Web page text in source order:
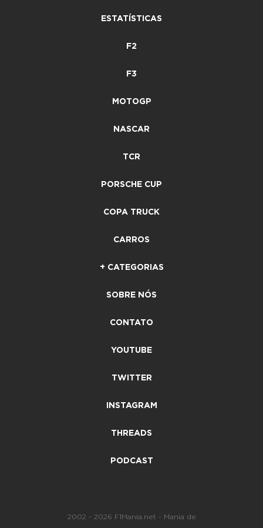
ESTATÍSTICAS
F2
F3
MOTOGP
NASCAR
TCR
PORSCHE CUP
COPA TRUCK
CARROS
+ CATEGORIAS
SOBRE NÓS
CONTATO
YOUTUBE
TWITTER
INSTAGRAM
THREADS
PODCAST
2002 - 2026 F1Mania.net - Mania de